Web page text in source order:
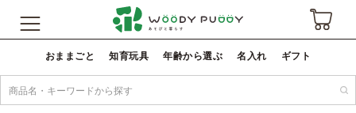
おままごと 知育玩具 年齢から選ぶ 名入れ ギフト